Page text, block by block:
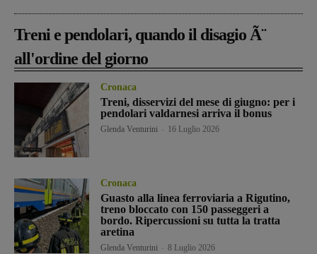
Treni e pendolari, quando il disagio Ã¨
all'ordine del giorno
Cronaca
Treni, disservizi del mese di giugno: per i
pendolari valdarnesi arriva il bonus
Glenda Venturini 16 Luglio 2026
Cronaca
Guasto alla linea ferroviaria a Rigutino,
treno bloccato con 150 passeggeri a
bordo. Ripercussioni su tutta la tratta
aretina
Glenda Venturini 8 Luglio 2026